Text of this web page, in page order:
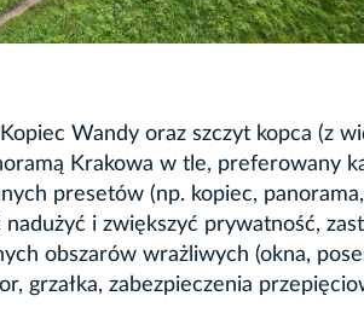
Wandy oraz szczyt kopca (z
Krakowa w tle, preferowany
presetów (np. kopiec,
i zwiększyć prywatność,
obszarów wrażliwych (okna,
grzałka, zabezpieczenia